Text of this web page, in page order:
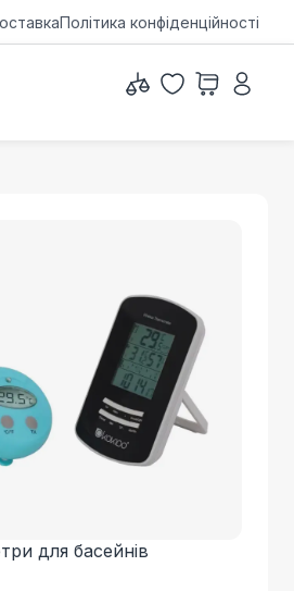
Політика конфіденційності
для басейнів